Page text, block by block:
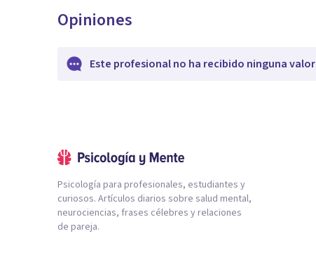
Opiniones
Este profesional no ha recibido ninguna
Psicología para profesionales, estudiantes y
curiosos. Artículos diarios sobre salud mental,
neurociencias, frases célebres y relaciones
de pareja.